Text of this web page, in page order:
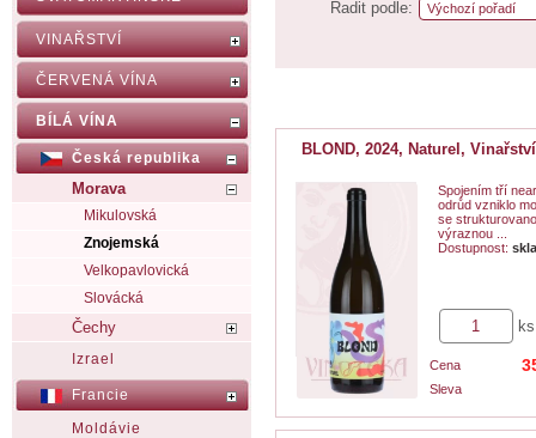
Řadit podle:
BLOND, 2024, Naturel,
Spojením tří
odrůd vzniklo
se
výraznou ...
Dostupnost:
ks
Cena
Sleva
VINAŘSTVÍ
ČERVENÁ VÍNA
BÍLÁ VÍNA
Česká republika
Morava
Mikulovská
Znojemská
Velkopavlovická
Slovácká
Čechy
Izrael
Francie
Moldávie